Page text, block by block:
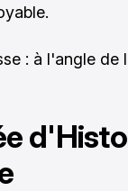
: à l'angle de